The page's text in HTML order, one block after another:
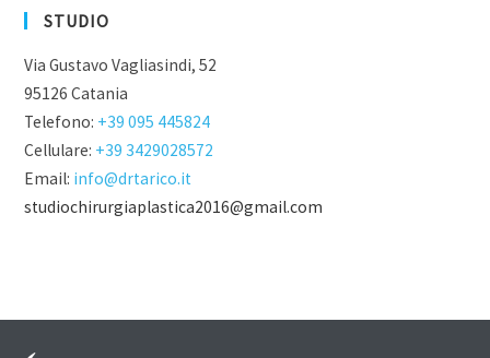
STUDIO
Via Gustavo Vagliasindi, 52
95126 Catania
Telefono: +39 095 445824
Cellulare: +39 3429028572
Email: info@drtarico.it
studiochirurgiaplastica2016@gmail.com